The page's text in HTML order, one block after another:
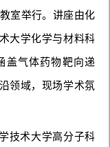
室举行。讲座由化
大学化学与材料科
盖气体药物靶向递
领域，现场学术氛
技术大学高分子科